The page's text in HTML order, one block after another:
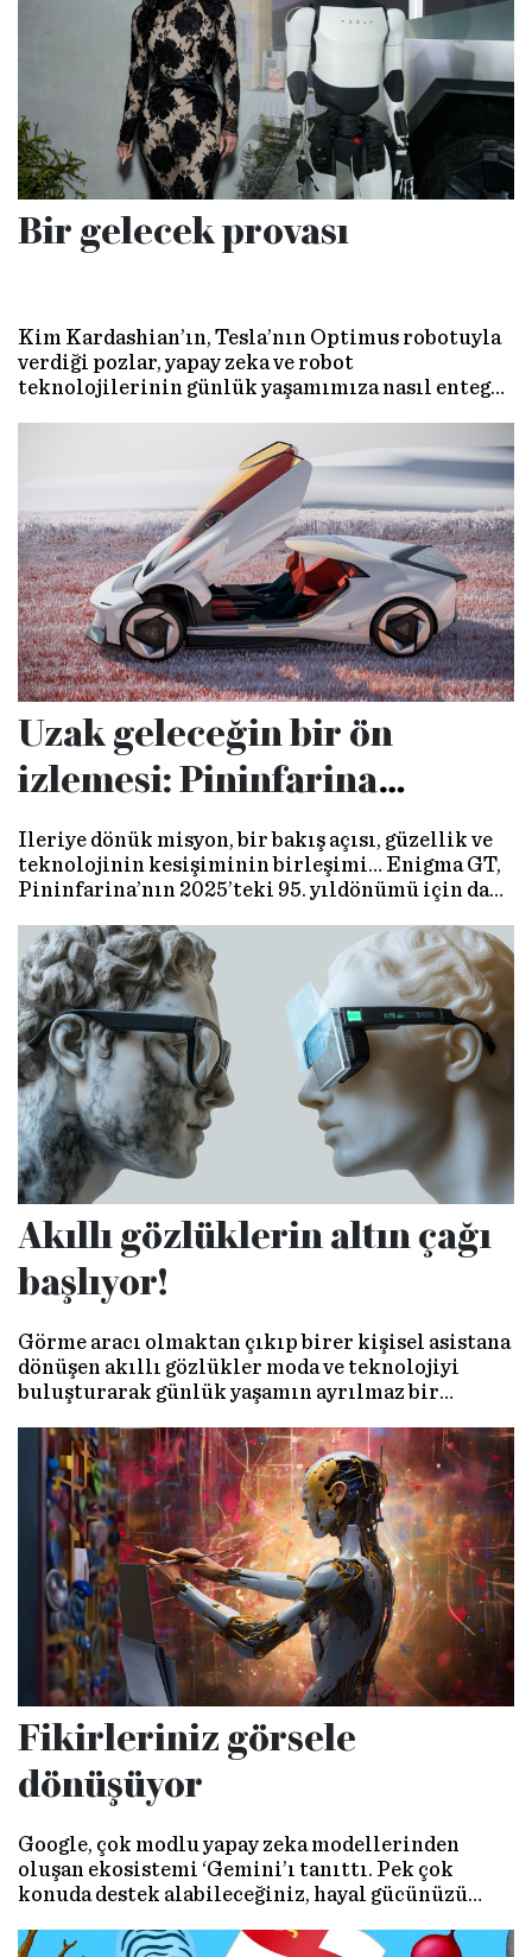
Bir gelecek provası
Kim Kardashian’ın, Tesla’nın Optimus robotuyla
verdiği pozlar, yapay zeka ve robot
teknolojilerinin günlük yaşamımıza nasıl entegre
bu gösterişli karelerin ötesinde, geleceğin
sunduğu fırsatlar kadar, beraberinde getirdiği
riskleri de düşünmek gerekiyor.
Uzak geleceğin bir ön
izlemesi: Pininfarina
Enigma GT
İleriye dönük misyon, bir bakış açısı, güzellik ve
teknolojinin kesişiminin birleşimi… Enigma GT,
Pininfarina’nın 2025’teki 95. yıldönümü için daha
başlangıcını simgeleyen bir tasarım çalışması…
Akıllı gözlüklerin altın çağı
başlıyor!
Görme aracı olmaktan çıkıp birer kişisel asistana
dönüşen akıllı gözlükler moda ve teknolojiyi
buluşturarak günlük yaşamın ayrılmaz bir
gerçeklikle desteklenen bu cihazlar, geleceğin
teknolojisini bugüne taşıyor.
Fikirleriniz görsele
dönüşüyor
Google, çok modlu yapay zeka modellerinden
oluşan ekosistemi ‘Gemini’ı tanıttı. Pek çok
konuda destek alabileceğiniz, hayal gücünüzü
olarak da görebileceğiniz bu teknolojinin